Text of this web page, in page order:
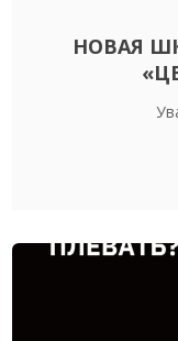
НОВАЯ